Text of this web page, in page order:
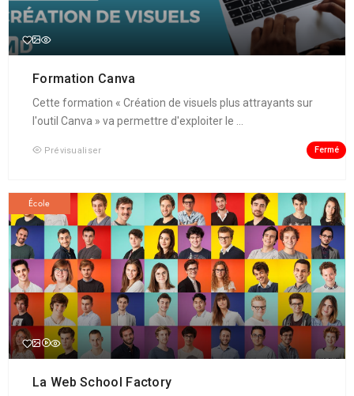
Formation Canva
Cette formation « Création de visuels plus attrayants sur
l'outil Canva » va permettre d'exploiter le ...
Prévisualiser Fermé
École
La Web School Factory